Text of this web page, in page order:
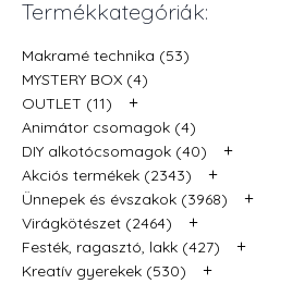
Termékkategóriák:
Makramé technika (53)
MYSTERY BOX (4)
OUTLET (11)
+
Animátor csomagok (4)
DIY alkotócsomagok (40)
+
Akciós termékek (2343) +
Ünnepek és évszakok (3968) +
Virágkötészet (2464) +
Festék, ragasztó, lakk (427) +
Kreatív gyerekek (530) +